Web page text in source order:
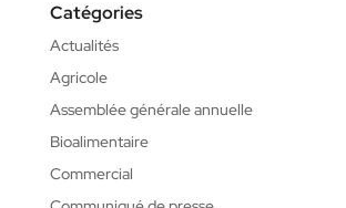
Catégories
Actualités
Agricole
Assemblée générale annuelle
Bioalimentaire
Commercial